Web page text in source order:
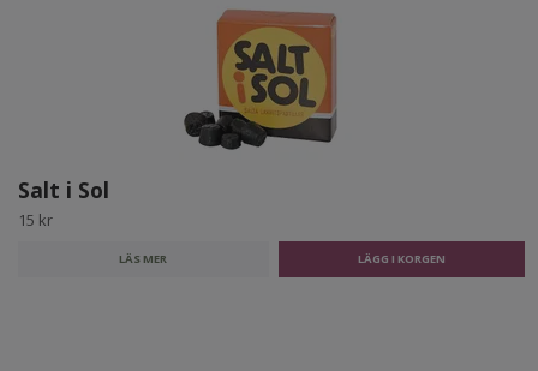
Salt i Sol
15 kr
LÄS MER